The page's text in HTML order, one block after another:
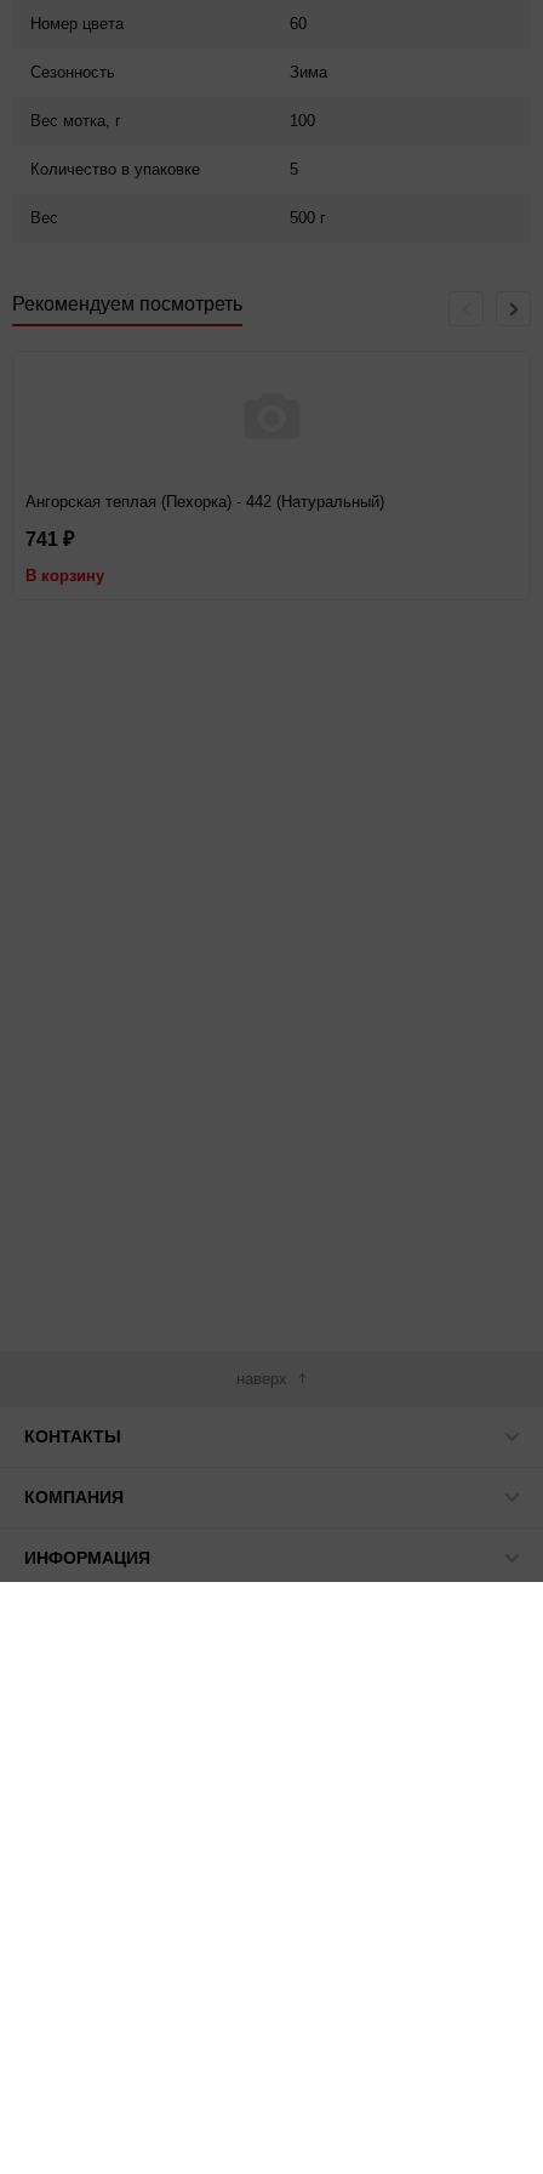
Номер цвета 60
Сезонность Зима
Вес мотка, г 100
Количество в упаковке 5
Вес 500 г
Рекомендуем посмотреть
Ангорская теплая (Пехорка) - 442 (Натуральный)
741 ₽
В корзину
наверх
КОНТАКТЫ
КОМПАНИЯ
ИНФОРМАЦИЯ